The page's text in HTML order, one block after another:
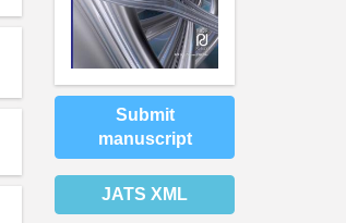
Submit
manuscript
JATS XML